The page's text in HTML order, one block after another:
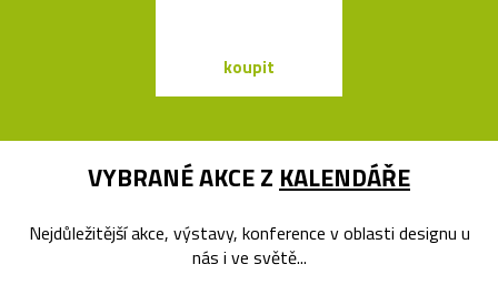
koupit
VYBRANÉ AKCE Z KALENDÁŘE
Nejdůležitější akce, výstavy, konference v oblasti designu u
nás i ve světě...